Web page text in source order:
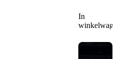
In
winkelwagen